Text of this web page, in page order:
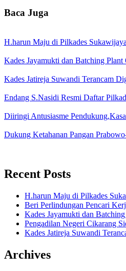
Baca Juga
H.harun Maju di Pilkades
Kades Jayamukti dan Batching
Kades Jatireja Suwandi Terancam
Endang S.Nasidi Resmi Daftar
Diiringi Antusiasme
Dukung Ketahanan Pangan
Recent Posts
H.harun Maju di Pilkades
Beri Perlindungan Pencari
Kades Jayamukti dan
Pengadilan Negeri Cikarang
Kades Jatireja Suwandi
Archives